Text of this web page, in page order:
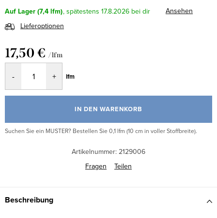
Auf Lager (7,4 lfm) 17.8.2026
Ansehen
Lieferoptionen
17,50 € / lfm
lfm
IN DEN WARENKORB
Suchen Sie ein MUSTER? Bestellen Sie 0,1 lfm (10 cm in voller Stoffbreite).
Artikelnummer: 2129006
Fragen
Teilen
Beschreibung